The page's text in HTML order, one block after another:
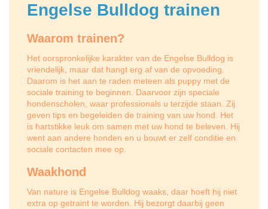
Engelse Bulldog trainen
Waarom trainen?
Het oorspronkelijke karakter van de Engelse Bulldog is
vriendelijk, maar dat hangt erg af van de opvoeding.
Daarom is het aan te raden meteen als puppy met de
sociale training te beginnen. Daarvoor zijn speciale
hondenscholen, waar professionals u terzijde staan. Zij
geven tips en begeleiden de training van uw hond. Het
is hartstikke leuk om samen met uw hond te beleven. Hij
went aan andere honden en u bouwt er zelf conditie en
sociale contacten mee op.
Waakhond
Van nature is Engelse Bulldog waaks, daar hoeft hij niet
extra op getraint te worden. Hij bezorgt daarbij geen